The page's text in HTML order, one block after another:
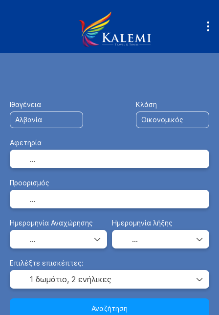
Ιθαγένεια Κλάση
Αφετηρία
Προορισμός
Ημερομηνία Αναχώρησης Ημερομηνία λήξης
Επιλέξτε επισκέπτες:
1 δωμάτιο, 2 ενήλικες
Αναζήτηση